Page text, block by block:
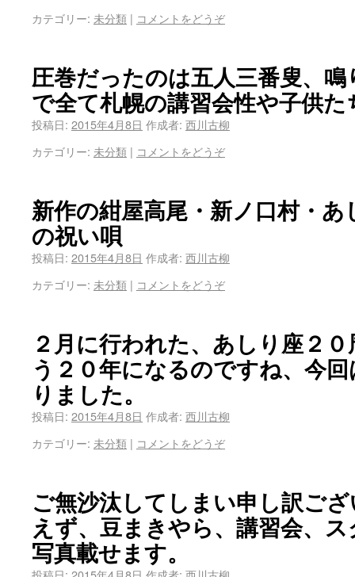
カテゴリー: 未分類 | コメントをどうぞ
圧巻だったのは五人三番叟、
で全て札幌の講習会性や子供た
投稿日: 2015年4月8日 作成者: 西川古柳
カテゴリー: 未分類 | コメントをどうぞ
新作の紺屋高尾・新ノ口村・
の祝い唄
投稿日: 2015年4月8日 作成者: 西川古柳
カテゴリー: 未分類 | コメントをどうぞ
２月に行われた、あしり座２
う２０年になるのですね、今
りました。
投稿日: 2015年4月8日 作成者: 西川古柳
カテゴリー: 未分類 | コメントをどうぞ
ご無沙汰してしまい申し訳ご
えず、豆まきやら、講習会、
写真載せます。